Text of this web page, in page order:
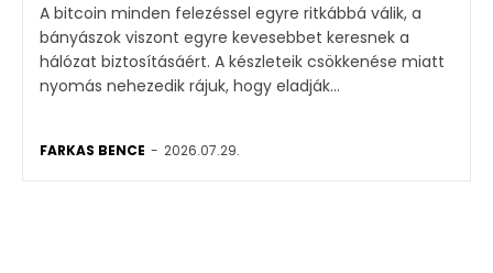
A bitcoin minden felezéssel egyre ritkábbá válik, a
bányászok viszont egyre kevesebbet keresnek a
hálózat biztosításáért. A készleteik csökkenése miatt
nyomás nehezedik rájuk, hogy eladják...
FARKAS BENCE - 2026.07.29.